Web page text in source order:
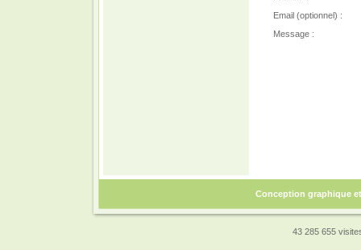
Email (optionnel) :
Message :
Conception graphique
43 285 655